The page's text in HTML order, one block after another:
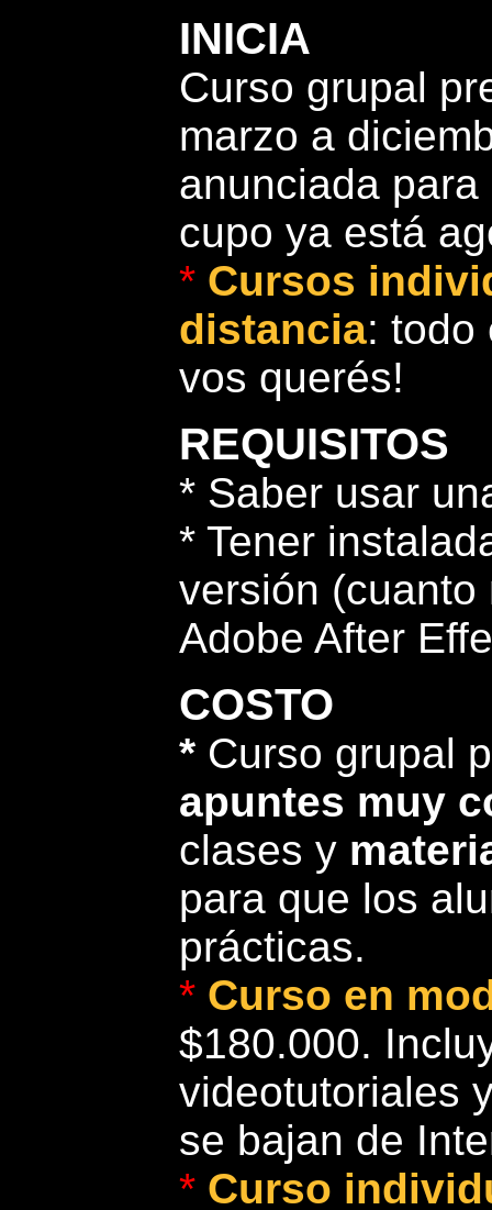
INICIA
Curso grupal
marzo a
anunciada
cupo ya está
* Cursos
distancia: todo
vos querés!
REQUISITOS
* Saber usar
* Tener
versión (cuanto
Adobe After
COSTO
* Curso grupal
apuntes muy
clases y
para que los
prácticas.
* Curso en
$180.000.
videotutoriales
se bajan de
* Curso